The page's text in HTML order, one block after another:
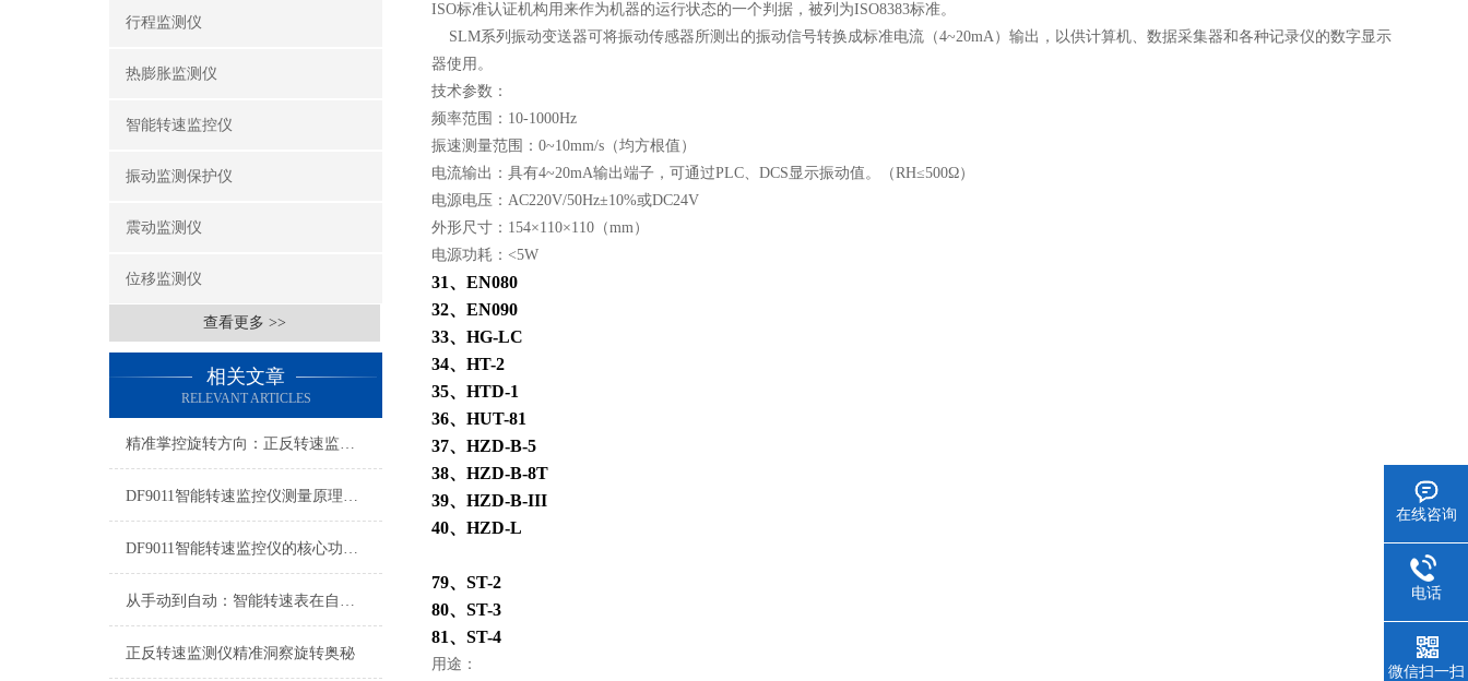
行程监测仪
热膨胀监测仪
智能转速监控仪
振动监测保护仪
震动监测仪
位移监测仪
查看更多 >>
相关文章
RELEVANT ARTICLES
精准掌控旋转方向：正反转速监测仪的选型、安装与调试指南
DF9011智能转速监控仪测量原理解析
DF9011智能转速监控仪的核心功能有哪些？
从手动到自动：智能转速表在自动化产线的赋能之路
正反转速监测仪精准洞察旋转奥秘
ISO标准认证机构用来作为机器的运行状态的一个判据，被列为ISO8383标准。
SLM系列振动变送器可将振动传感器所测出的振动信号转换成标准电流（4~20mA）输出，以供计算机、数据采集器和各种记录仪的数字显示
器使用。
技术参数：
频率范围：10-1000Hz
振速测量范围：0~10mm/s（均方根值）
电流输出：具有4~20mA输出端子，可通过PLC、DCS显示振动值。（RH≤500Ω）
电源电压：AC220V/50Hz±10%或DC24V
外形尺寸：154×110×110（mm）
电源功耗：<5W
31、 EN080
32、 EN090
33、 HG-LC
34、 HT-2
35、 HTD-1
36、 HUT-81
37、 HZD-B-5
38、 HZD-B-8T
39、 HZD-B-III
40、 HZD-L
79、 ST-2
80、 ST-3
81、 ST-4
用途：
在线咨询
电话
微信扫一扫